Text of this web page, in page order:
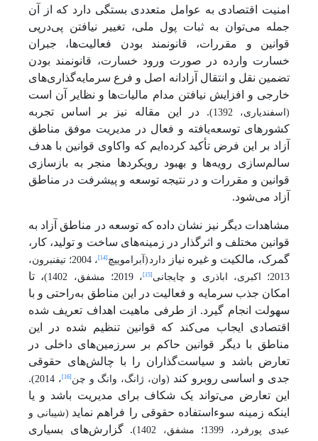
امنیت اقتصادی به عوامل متعددی بستگی دارد که از آن
جمله می‌توان به ثبات پول ملی، تغییر نیافتن پی‌درپی
قوانین و مقررات، قانونمند بودن فعالیت‌ها، جبران
خسارت وارده در صورت ورود خسارت، قانونمند بودن
تضمین نقل و انتقال آزادانه اصل و فرع سرمایه‌گذاری‌های
خارجی و افزایش نیافتن مدام مالیات‌ها و نظایر آن است
(اسفندیاری، 1392)
. در این مقاله نیز بر اساس تجربه
کشورهای توسعه‌یافته و فعال در مدیریت موفق مناطق
آزاد بر این فرض تأکید کرده‌ایم که واکاوی قوانین با هدف
سالم‌سازی رویه‌ها و بهبود رویکردها منجر به بازسازی
قوانین و مقررات و در نتیجه توسعه و پیشرفت در مناطق
آزاد می‌شود.
مشاهدات دیگر نیز نشان داده که توسعه در مناطق آزاد به
قوانین مختلف و اثرگذار در زمینه‌های ساخت و تولید، کار،
گمرک، مالکیت و غیره نیاز دارد(آبراموییچ [14]
، 2004؛ تیفنبرون،
2013؛ اکبری، اباذری و چایجانی
[15] ، 2019؛ مشفق، 1402) ، تا
امکان جذب سرمایه و فعالیت در این مناطق به‌راحتی و با
سهولت انجام گیرد. از طرفی ماهیت اهداف تعریف شده
اقتصادی ایجاب می‌کند که قوانین تنظیم شده در این
مناطق با دیگر قوانین حاکم بر سرزمین‌های داخلی در
تعارض باشد و سیاست‌گذاران را با چالش‌های حقوقی
جدی و اساسی روبرو کند (وان، ژانگ، وانگ و چن [16] ، 2014)
.
این تعارض می‌تواند یک شکاف برای مدیریت باشد و یا
اینکه زمینه سوءاستفاده حقوقی را فراهم نماید (شیبانی و
عبدی پورفرد، 1399؛ مشفق، 1402)
. گزارش‌های بسیاری